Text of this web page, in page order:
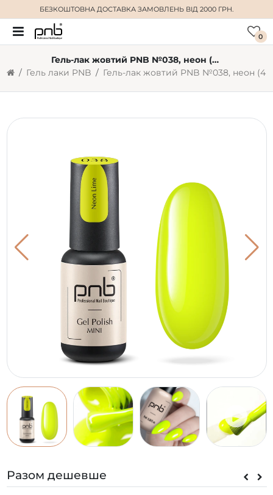
БЕЗКОШТОВНА ДОСТАВКА ЗАМОВЛЕНЬ ВІД 2000 ГРН.
0
Гель-лак жовтий PNB №038, неон (4 мл)
Гель лаки PNB
Разом дешевше